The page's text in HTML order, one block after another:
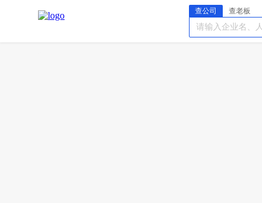
查公司 查老板